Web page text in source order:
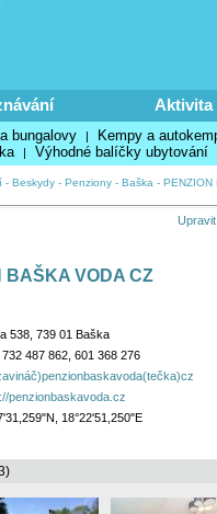
Aktivita
bungalovy | Kempy a
| Výhodné balíčky ubytování
- Beskydy - Penziony - Baška - PENZION
BAŠKA VODA CZ
538, 739 01 Baška
732 487 862, 601 368 276
penzionbaskavoda.cz
18°22'51,250"E